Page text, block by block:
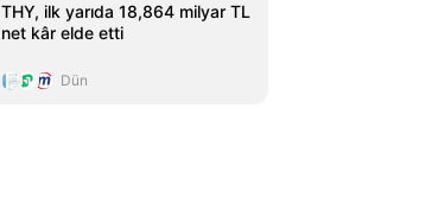
THY, ilk yarıda 18,864 milyar TL
net kâr elde etti
Dün